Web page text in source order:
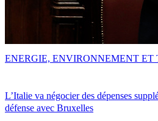
L’Italie va négocier des dépenses
défense avec Bruxelles
ENERGIE, ENVIRONNEMENT ET